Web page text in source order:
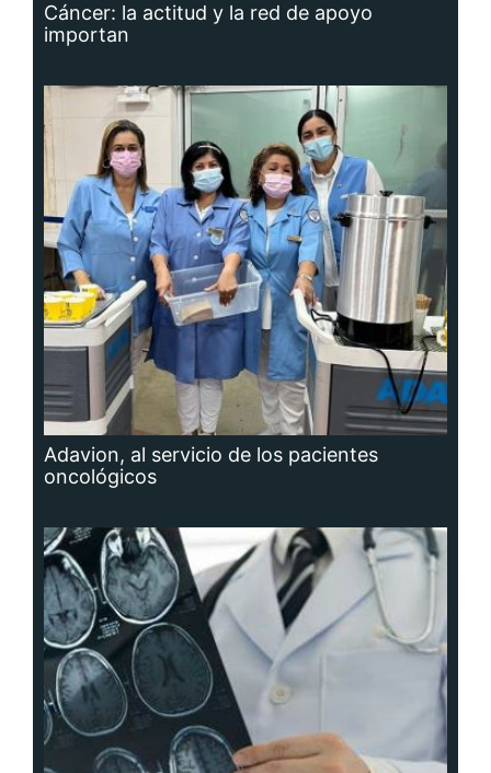
Cáncer: la actitud y la red de apoyo
importan
Adavion, al servicio de los pacientes
oncológicos